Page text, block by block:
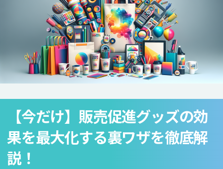
【今だけ】販売促進グッズの効
果を最大化する裏ワザを徹底解
説！